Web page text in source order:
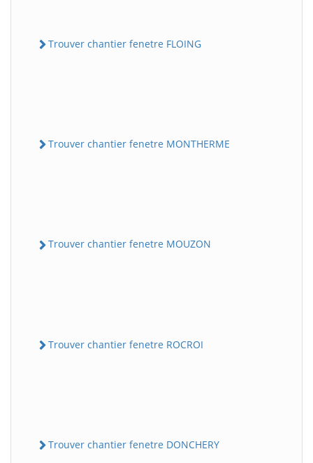
Trouver chantier fenetre FLOING
Trouver chantier fenetre MONTHERME
Trouver chantier fenetre MOUZON
Trouver chantier fenetre ROCROI
Trouver chantier fenetre DONCHERY